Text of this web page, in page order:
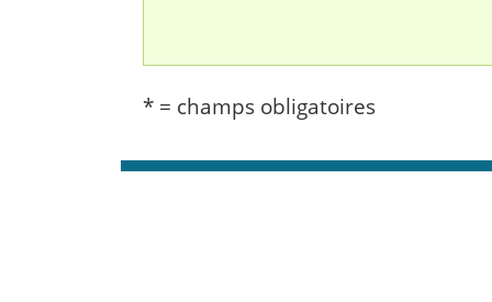
* = champs obligatoires